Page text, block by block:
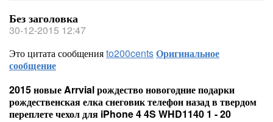
Без заголовка
30-12-2015 12:47
Это цитата сообщенияto200centsОригинальное
сообщение
2015 новые Arrvial рождество новогодние подарки
рождественская елка снеговик телефон назад в твердом
переплете чехол для iPhone 4 4S WHD1140 1 - 20